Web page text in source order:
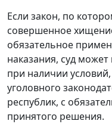
Если закон, по
совершенное
обязательное
наказания, суд
при наличии
уголовного
республик, с
принятого решения.